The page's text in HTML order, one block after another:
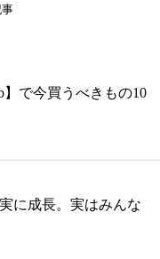
で今買うべきもの10
に成長。実はみんな